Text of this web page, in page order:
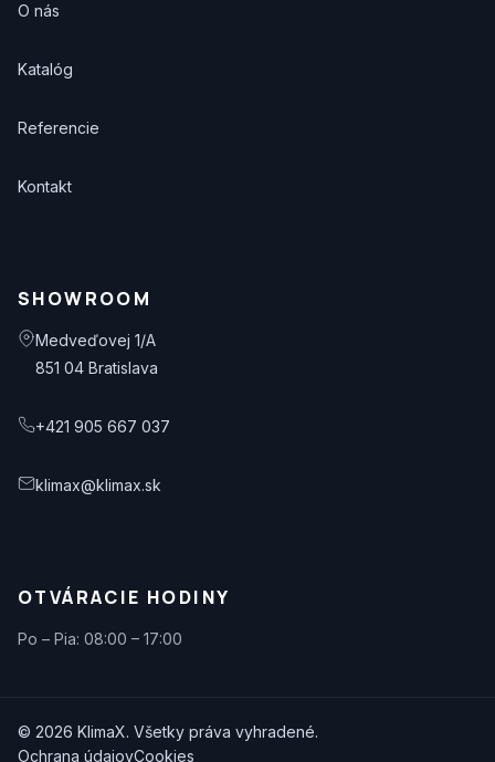
O nás
Katalóg
Referencie
Kontakt
SHOWROOM
Medveďovej 1/A
851 04 Bratislava
+421 905 667 037
klimax@klimax.sk
OTVÁRACIE HODINY
Po – Pia: 08:00 – 17:00
© 2026 KlimaX. Všetky práva vyhradené.
Ochrana údajovCookies